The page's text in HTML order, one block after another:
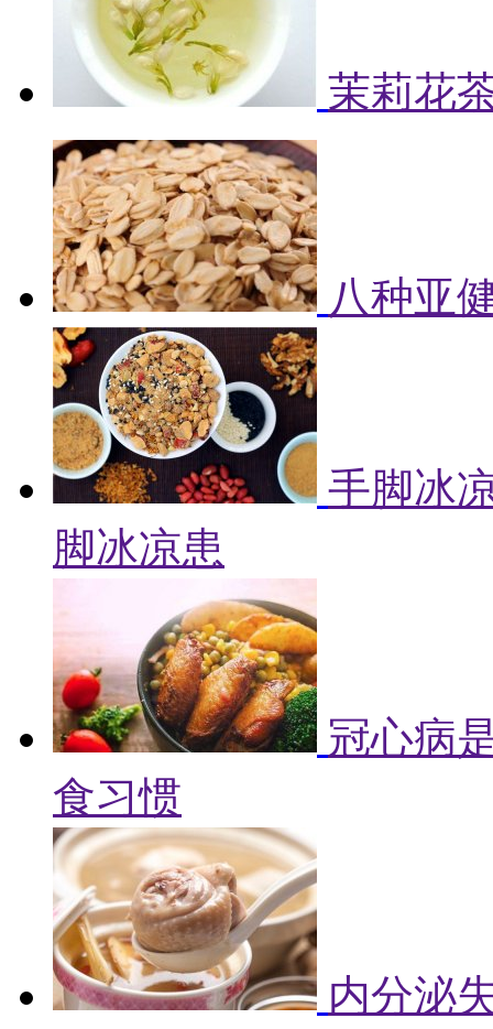
茉莉花
八种亚
手脚冰
脚冰凉患
冠心病
食习惯
内分泌